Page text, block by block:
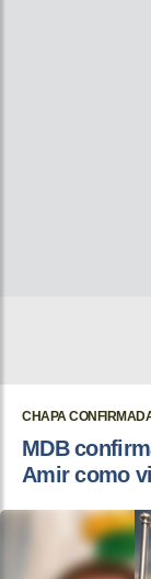
CHAPA
MDB
Amir como